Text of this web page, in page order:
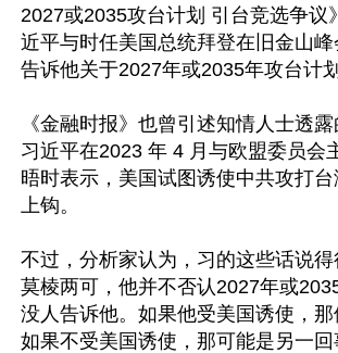
2027或2035攻台计划 引台竞选争议
近平与时任美国总统拜登在旧金山峰
告诉他关于2027年或2035年攻台计划
《金融时报》也曾引述知情人士透露
习近平在2023 年 4 月与欧盟委员会
晤时表示，美国试图诱使中共攻打
上钩。
不过，分析家认为，习的这些话说
莫棱两可，他并不否认2027年或
没人告诉他。如果他受美国诱使，那
如果不受美国诱使，那可能是另一